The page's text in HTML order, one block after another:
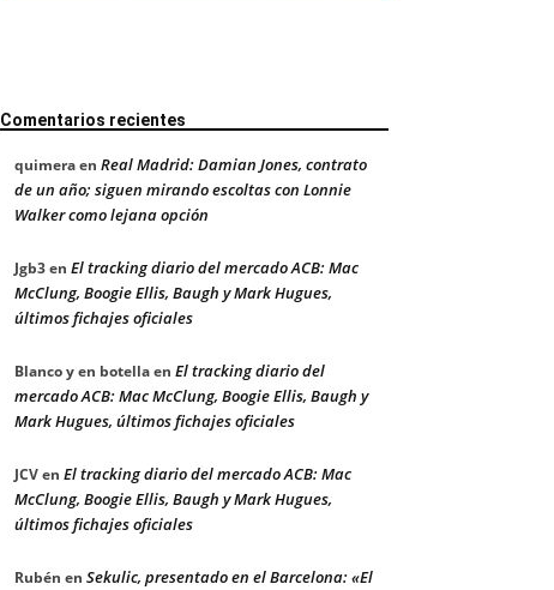
Comentarios recientes
quimeraen Real Madrid: Damian Jones, contrato
de un año; siguen mirando escoltas con Lonnie
Walker como lejana opción
Jgb3en El tracking diario del mercado ACB: Mac
McClung, Boogie Ellis, Baugh y Mark Hugues,
últimos fichajes oficiales
Blanco y en botellaen El tracking diario del
mercado ACB: Mac McClung, Boogie Ellis, Baugh y
Mark Hugues, últimos fichajes oficiales
JCVen El tracking diario del mercado ACB: Mac
McClung, Boogie Ellis, Baugh y Mark Hugues,
últimos fichajes oficiales
Rubén en Sekulic, presentado en el Barcelona: «El